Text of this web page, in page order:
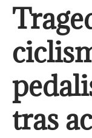
tras